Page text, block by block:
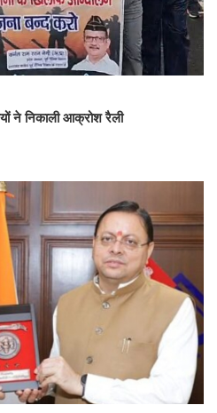
ने निकाली आक्रोश रैली